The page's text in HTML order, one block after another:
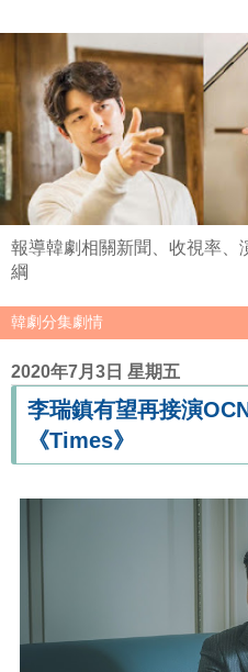
報導韓劇相關新聞、收視率、
綱
2020年7月3日 星期五
李瑞鎮有望再接演
《Times》